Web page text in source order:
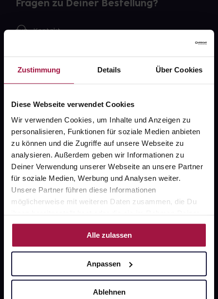
Zustimmung Details Über Cookies
Diese Webseite verwendet Cookies
Wir verwenden Cookies, um Inhalte und Anzeigen zu
personalisieren, Funktionen für soziale Medien anbieten
zu können und die Zugriffe auf unsere Webseite zu
analysieren. Außerdem geben wir Informationen zu
Deiner Verwendung unserer Webseite an unsere Partner
für soziale Medien, Werbung und Analysen weiter.
Unsere Partner führen diese Informationen
möglicherweise mit weiteren Daten zusammen, die Du
ihnen bereitgestellt hast oder die sie im Rahmen Deiner
Nutzung der Dienste gesammelt haben.
Alle zulassen
Anpassen
Ablehnen
Fragen zu Deiner Bestellung?
Kontakt
gesund.de
Über uns
Karriere
Newsletter
Barrierefreiheitserklärung
PAYBACK
Sanitätshäuser